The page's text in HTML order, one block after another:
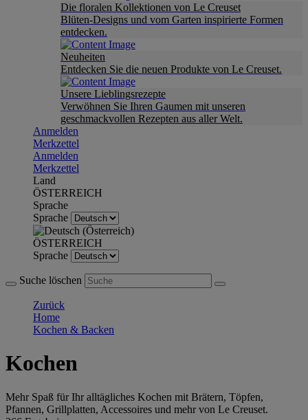
Die floralen Kollektionen von Le Creuset
Blüten-Designs und vom Garten inspirierte Formen
entdecken.
Neuheiten
Entdecken Sie die neuen Produkte von Le Creuset.
Unsere Lieblingsrezepte
Verwöhnen Sie Ihren Gaumen mit unseren
geschmackvollen Rezepten aus aller Welt.
Anmelden
Merkzettel
Anmelden
Merkzettel
Land
ÖSTERREICH
Sprache
Sprache
ÖSTERREICH
Sprache
Suche löschen
Zurück
Home
Kochen & Backen
Kochen
Mehr Spaß für Ihr alltägliches Kochen mit Brätern, Töpfen,
Pfannen, Grillplatten, Accessoires und mehr von Le Creuset.